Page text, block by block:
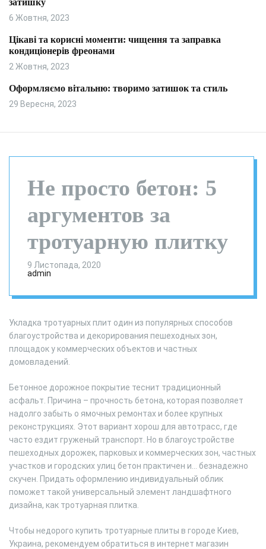
о
о
затишку
6 Жовтня, 2023
Цікаві та корисні моменти: чищення та заправка
кондиціонерів фреонами
2 Жовтня, 2023
Оформляємо вітальню: творимо затишок та стиль
29 Вересня, 2023
Не просто бетон: 5
аргументов за
тротуарную плитку
9 Листопада, 2020
admin
Укладка тротуарных плит один из популярных способов
благоустройства и декорирования пешеходных зон,
площадок у коммерческих объектов и частных
домовладений.
Бетонное дорожное покрытие теснит традиционный
асфальт. Причина – прочность бетона, которая позволяет
надолго забыть о ямочных ремонтах и более крупных
реконструкциях. Этот вариант хорош для автотрасс, где
часто ездит груженый транспорт. Но в благоустройстве
пешеходных дорожек, парковых и коммерческих зон, частных
участков и городских улиц бетон практичен и… безнадежно
скучен. Придать оформлению индивидуальный облик
поможет такой универсальный элемент ландшафтного
дизайна, как тротуарная плитка.
Чтобы недорого купить тротуарные плиты в городе Киев,
Украина, рекомендуем обратиться в интернет магазин